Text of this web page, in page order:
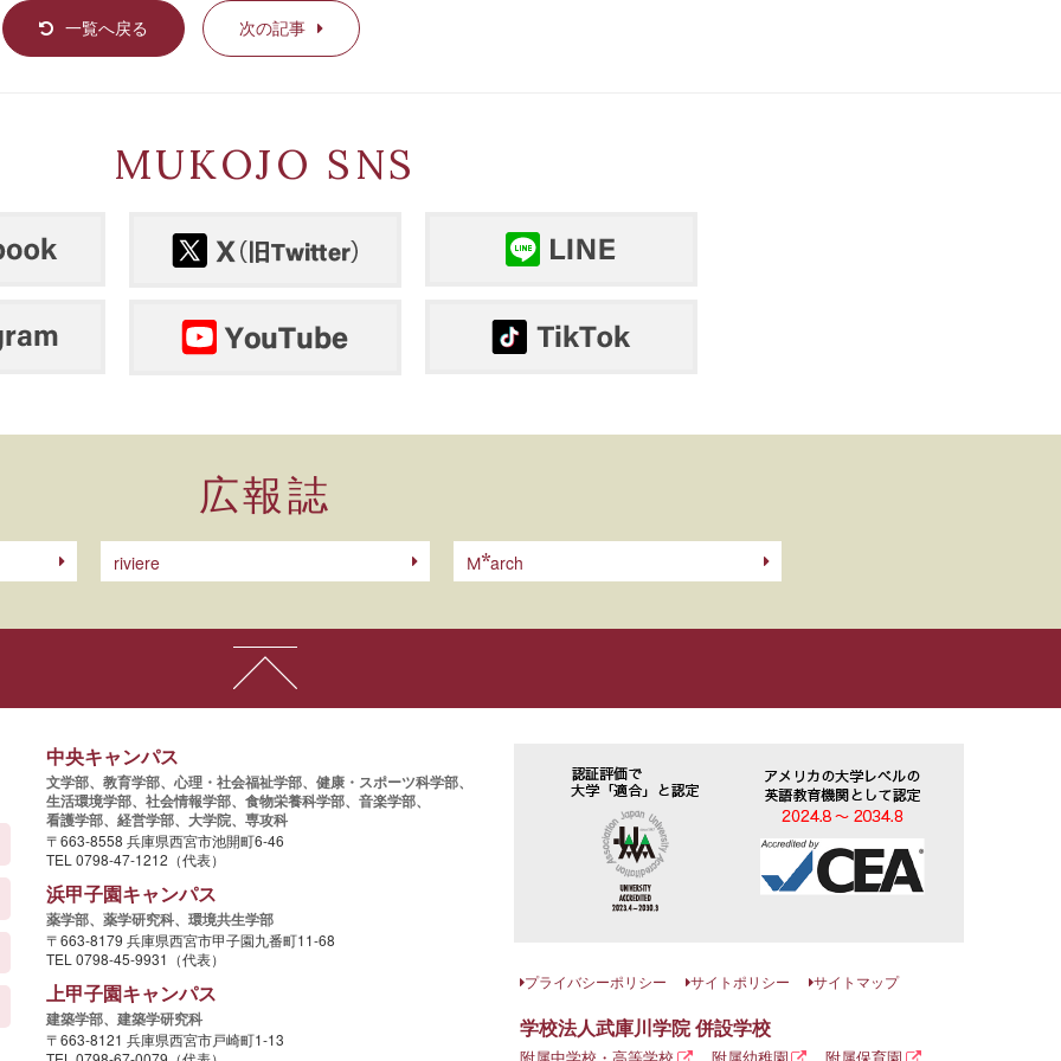
一覧へ戻る 次の記事
MUKOJO SNS
広報誌
riviere M arch
中央キャンパス
文学部、 教育学部、 心理・社会福祉学部、 健康・スポーツ科学部、
生活環境学部、 社会情報学部、 食物栄養科学部、 音楽学部、
看護学部、 経営学部、 大学院、 専攻科
〒663-8558 兵庫県西宮市池開町6-46
TEL 0798-47-1212（代表）
浜甲子園キャンパス
薬学部、 薬学研究科、 環境共生学部
〒663-8179 兵庫県西宮市甲子園九番町11-68
TEL 0798-45-9931（代表）
上甲子園キャンパス
建築学部、 建築学研究科
〒663-8121 兵庫県西宮市戸崎町1-13
プライバシーポリシー サイトポリシー サイトマップ
学校法人武庫川学院 併設学校